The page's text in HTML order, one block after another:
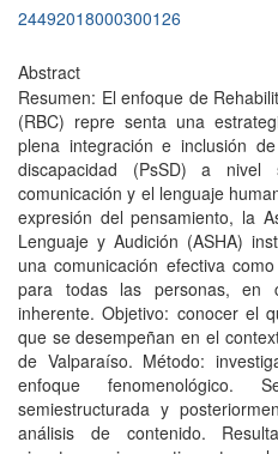
24492018000300126
Abstract
Resumen: El enfoque de
(RBC) repre senta una
plena integración e inclusión
discapacidad (PsSD) a nivel
comunicación y el lenguaje
expresión del pensamiento, la
Lenguaje y Audición (ASHA)
una comunicación efectiva
para todas las personas, en
inherente. Objetivo: conocer el
que se desempeñan en el
de Valparaíso. Método:
enfoque fenomenológico.
semiestructurada y
análisis de contenido.